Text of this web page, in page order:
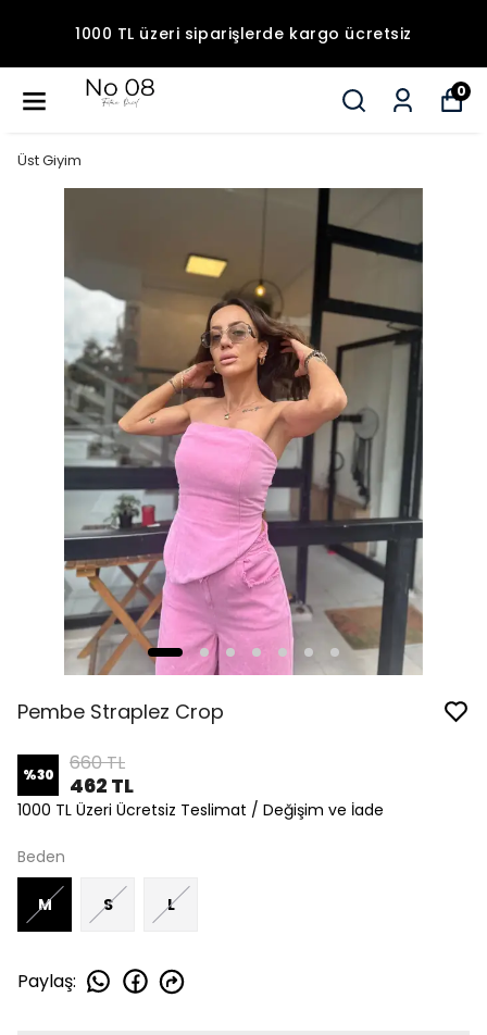
1000 TL üzeri siparişlerde kargo ücretsiz
0
Üst Giyim
Pembe Straplez Crop
%30 660 TL
462 TL
1000 TL Üzeri Ücretsiz Teslimat / Değişim ve İade
Beden
M S L
Paylaş: